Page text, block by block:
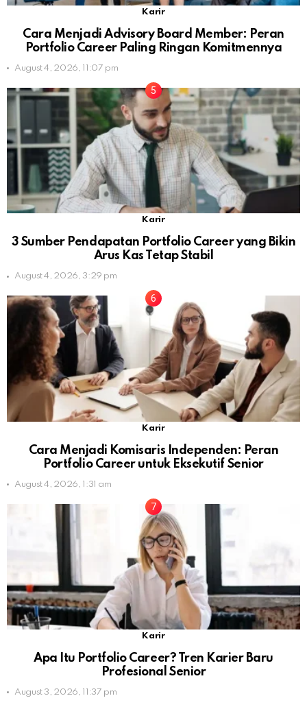
Karir
Cara Menjadi Advisory Board Member: Peran
Portfolio Career Paling Ringan Komitmennya
August 4, 2026, 11:07 pm
Karir
3 Sumber Pendapatan Portfolio Career yang Bikin
Arus Kas Tetap Stabil
August 4, 2026, 3:29 pm
Karir
Cara Menjadi Komisaris Independen: Peran
Portfolio Career untuk Eksekutif Senior
August 4, 2026, 1:31 am
Karir
Apa Itu Portfolio Career? Tren Karier Baru
Profesional Senior
August 3, 2026, 11:37 pm